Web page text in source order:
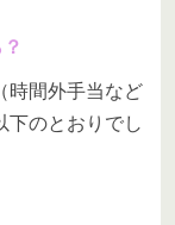
時間外手当など
下のとおりでし